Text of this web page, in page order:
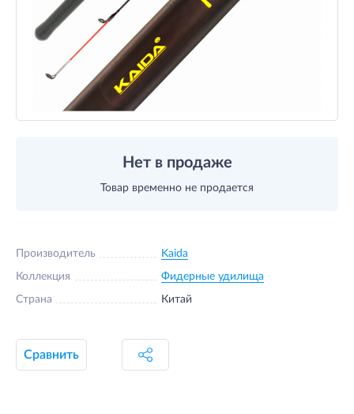
Нет в продаже
Товар временно не продается
Производитель Kaida
Коллекция Фидерные удилища
Страна Китай
Сравнить